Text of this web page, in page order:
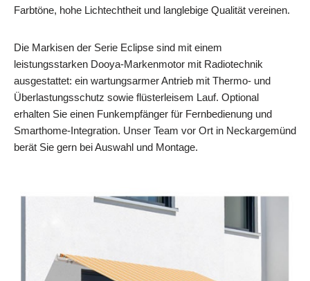
Farbtöne, hohe Lichtechtheit und langlebige Qualität vereinen.
Die Markisen der Serie Eclipse sind mit einem
leistungsstarken Dooya‑Markenmotor mit Radiotechnik
ausgestattet: ein wartungsarmer Antrieb mit Thermo‑ und
Überlastungsschutz sowie flüsterleisem Lauf. Optional
erhalten Sie einen Funkempfänger für Fernbedienung und
Smarthome‑Integration. Unser Team vor Ort in Neckargemünd
berät Sie gern bei Auswahl und Montage.